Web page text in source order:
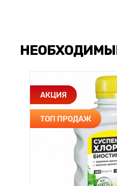
АКЦИЯ
ТОП ПРОДАЖ